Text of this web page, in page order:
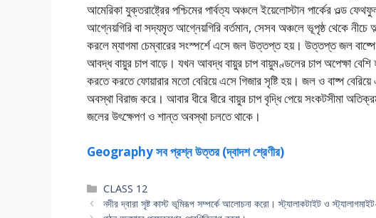
আমেরিকা যুক্তরাষ্ট্রের পশ্চিমের পার্বত্য অঞ্চলে ইয়েলােস্টান পার্কের ওল্ড
আগ্নেয়গিরি বা সদ্যমৃত আগ্নেয়গিরি বর্তমান, সেসব অঞ্চলে ভূপৃষ্ঠ থেকে
করলে ম্যাগমা চেম্বারের সংস্পর্শে এসে জল উত্তপ্ত হয়। উত্তপ্ত জল
আবদ্ধ বায়ুর চাপ বাড়ে। যখন আবদ্ধ বায়ুর চাপ বায়ুমণ্ডলের চাপ অপেক্ষা
করতে করতে ফোয়ারার মতাে বেরিয়ে এসে গিজার সৃষ্টি হয়। জল ও বাষ্প
অবস্থা বিরাজ করে। আবার ধীরে ধীরে বায়ুর চাপ বৃদ্ধি পেয়ে সংকটসীমা
জলের উৎক্ষেপণ ও শান্ত অবস্থা চলতে থাকে।
Geography সব প্রশ্ন উত্তর (দ্বাদশ শ্রেণীর)
Categories
CLASS 12
নদীর দ্বারা সৃষ্ট কাস্ট ভূমিরূপ সম্পর্কে আলােচনা করাে। স্ট্যালাকটাইট ও